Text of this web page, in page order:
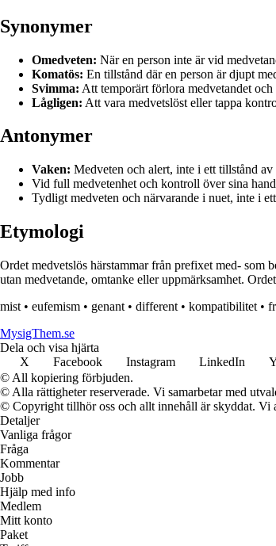
Synonymer
Omedveten: När en person inte är vid
Komatös: En tillstånd där en person är djupt
Svimma: Att temporärt förlora medvetandet
Lågligen: Att vara medvetslöst eller tappa
Antonymer
Vaken: Medveten och alert, inte i ett tillstånd
Vid full medvetenhet och kontroll över sina
Tydligt medveten och närvarande i nuet, inte i
Etymologi
Ordet medvetslös härstammar från prefixet med- som
utan medvetande, omtanke eller uppmärksamhet.
mist • eufemism • genant • different • kompatibilitet •
MysigThem.se
Dela och visa hjärta
X
Facebook Instagram LinkedIn
© All kopiering förbjuden.
© Alla rättigheter reserverade. Vi samarbetar med
© Copyright tillhör oss och allt innehåll är skyddat. Vi
Detaljer
Vanliga frågor
Fråga
Kommentar
Jobb
Hjälp med info
Medlem
Mitt konto
Paket